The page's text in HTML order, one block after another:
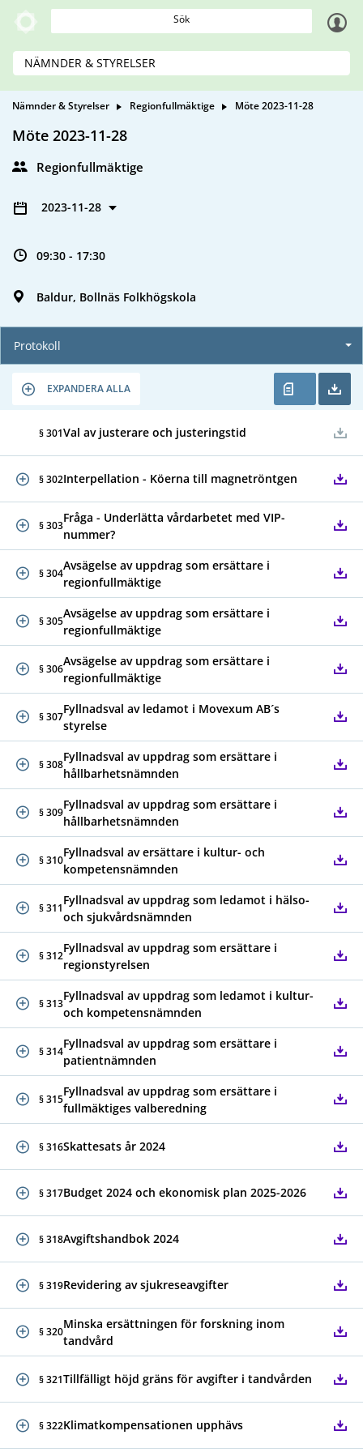
Sök
NÄMNDER & STYRELSER
Nämnder & Styrelser Regionfullmäktige Möte 2023-11-28
Möte 2023-11-28
Regionfullmäktige
2023-11-28
09:30 - 17:30
Baldur, Bollnäs Folkhögskola
Protokoll
EXPANDERA ALLA
§ 301Val av justerare och justeringstid
§ 302Interpellation - Köerna till magnetröntgen
§ 303
Fråga - Underlätta vårdarbetet med VIP-
nummer?
§ 304
Avsägelse av uppdrag som ersättare i
regionfullmäktige
§ 305
Avsägelse av uppdrag som ersättare i
regionfullmäktige
§ 306
Avsägelse av uppdrag som ersättare i
regionfullmäktige
§ 307
Fyllnadsval av ledamot i Movexum AB´s
styrelse
§ 308
Fyllnadsval av uppdrag som ersättare i
hållbarhetsnämnden
§ 309
Fyllnadsval av uppdrag som ersättare i
hållbarhetsnämnden
§ 310
Fyllnadsval av ersättare i kultur- och
kompetensnämnden
§ 311
Fyllnadsval av uppdrag som ledamot i hälso-
och sjukvårdsnämnden
§ 312
Fyllnadsval av uppdrag som ersättare i
regionstyrelsen
§ 313
Fyllnadsval av uppdrag som ledamot i kultur-
och kompetensnämnden
§ 314
Fyllnadsval av uppdrag som ersättare i
patientnämnden
§ 315
Fyllnadsval av uppdrag som ersättare i
fullmäktiges valberedning
§ 316Skattesats år 2024
§ 317Budget 2024 och ekonomisk plan 2025-2026
§ 318Avgiftshandbok 2024
§ 319Revidering av sjukreseavgifter
§ 320
Minska ersättningen för forskning inom
tandvård
§ 321Tillfälligt höjd gräns för avgifter i tandvården
§ 322Klimatkompensationen upphävs